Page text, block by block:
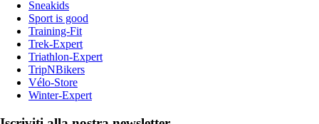
Sneakids
Sport is good
Training-Fit
Trek-Expert
Triathlon-Expert
TripNBikers
Vélo-Store
Winter-Expert